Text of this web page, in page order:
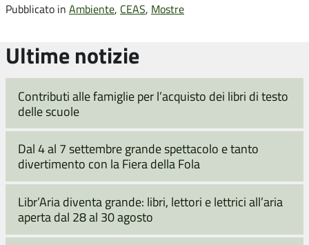
Pubblicato in Ambiente, CEAS, Mostre
Ultime notizie
Contributi alle famiglie per l’acquisto dei libri di testo
delle scuole
Dal 4 al 7 settembre grande spettacolo e tanto
divertimento con la Fiera della Fola
Libr’Aria diventa grande: libri, lettori e lettrici all’aria
aperta dal 28 al 30 agosto